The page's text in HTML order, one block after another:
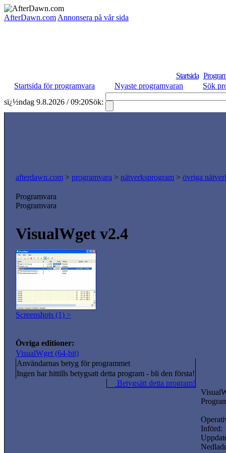
AfterDawn.com Annonsera på vår sida
Startsida
Startsida för programvara
Nyaste programvaran
Sök
sï¿½ndag 9.8.2026 / 09:20Sök:
afterdawn.com > programvara > nätverksprogram > övriga
Programvara
Programvara
VisualWget v2.4
Screenshots (1) >
Övriga editioner:
VisualWget (64-bit)
Införd:
Användarnas betyg för programmet
Ingen har hittills betygsatt detta program - bli den första!
Betygsätt detta program!